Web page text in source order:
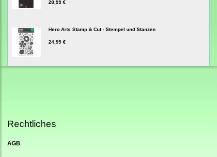
28,99 €
Hero Arts Stamp & Cut - Stempel und Stanzen
24,99 €
Rechtliches
AGB